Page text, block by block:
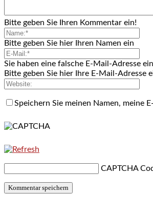
Bitte geben Sie Ihren Kommentar ein!
Bitte geben Sie hier Ihren Namen ein
Sie haben eine falsche E-Mail-Adresse
Bitte geben Sie hier Ihre E-Mail-Adresse
Speichern Sie meinen Namen, meine
CAPTCHA